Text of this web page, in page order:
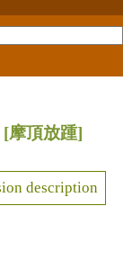
[摩頂放踵]
description